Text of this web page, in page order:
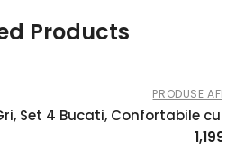
Products
PRODUSE
Set 4 Bucati, Confortabile cu